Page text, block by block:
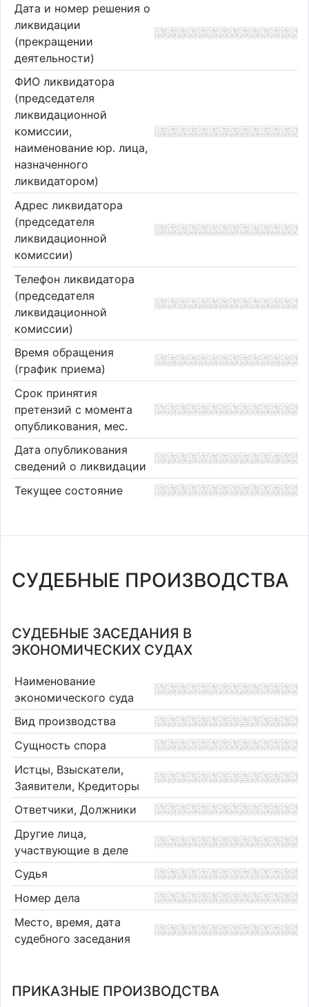
Дата и номер решения о
ликвидации
(прекращении
деятельности)
ФИО ликвидатора
(председателя
ликвидационной
комиссии,
наименование юр. лица,
назначенного
ликвидатором)
Адрес ликвидатора
(председателя
ликвидационной
комиссии)
Телефон ликвидатора
(председателя
ликвидационной
комиссии)
Время обращения
(график приема)
Срок принятия
претензий с момента
опубликования, мес.
Дата опубликования
сведений о ликвидации
Текущее состояние
СУДЕБНЫЕ ПРОИЗВОДСТВА
СУДЕБНЫЕ ЗАСЕДАНИЯ В
ЭКОНОМИЧЕСКИХ СУДАХ
Наименование
экономического суда
Вид производства
Сущность спора
Истцы, Взыскатели,
Заявители, Кредиторы
Ответчики, Должники
Другие лица,
участвующие в деле
Судья
Номер дела
Место, время, дата
судебного заседания
ПРИКАЗНЫЕ ПРОИЗВОДСТВА